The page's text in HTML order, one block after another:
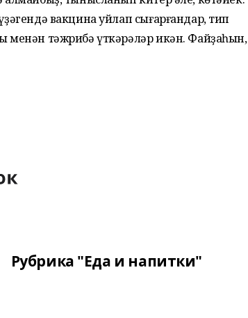
вакцина уйлап сығарғандар, тип
менән тәжрибә үткәрәләр икән. Файҙаһын,
Рубрика "Еда и напитки"